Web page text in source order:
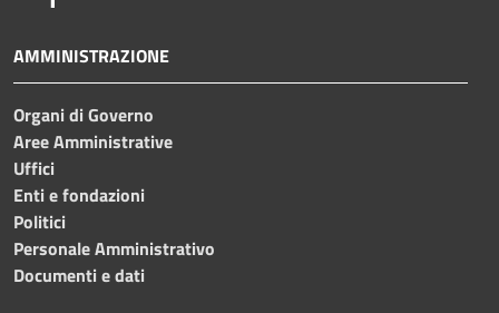
AMMINISTRAZIONE
Organi di Governo
Aree Amministrative
Uffici
Enti e fondazioni
Politici
Personale Amministrativo
Documenti e dati